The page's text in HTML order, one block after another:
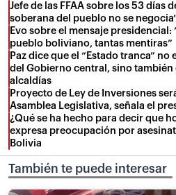
Jefe de las FFAA sobre los 53 días
soberana del pueblo no se
Evo sobre el mensaje presidencial:
pueblo boliviano, tantas mentiras”
Paz dice que el “Estado tranca”
del Gobierno central, sino también
alcaldías
Proyecto de Ley de Inversiones
Asamblea Legislativa, señala el
¿Qué se ha hecho para decir que
expresa preocupación por
Bolivia
También te puede interesar